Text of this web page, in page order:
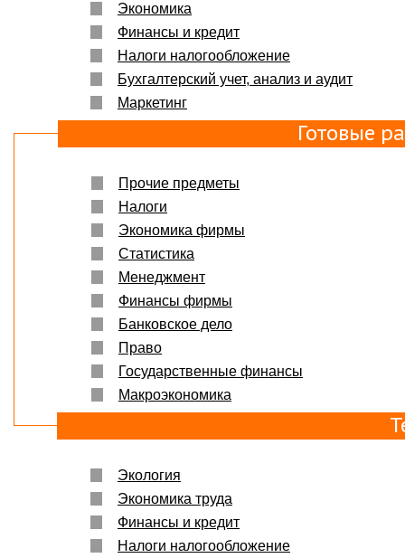
Экономика
Финансы и кредит
Налоги налогообложение
Бухгалтерский учет, анализ и аудит
Маркетинг
Готовые
Прочие предметы
Налоги
Экономика фирмы
Статистика
Менеджмент
Финансы фирмы
Банковское дело
Право
Государственные финансы
Макроэкономика
Экология
Экономика труда
Финансы и кредит
Налоги налогообложение